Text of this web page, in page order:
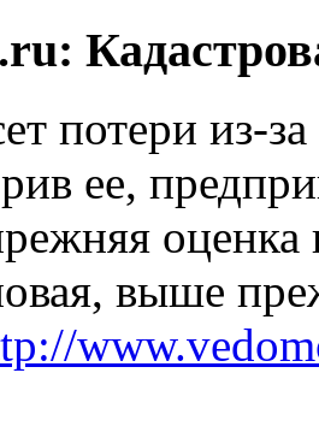
потери из-
ее,
оценка
выше